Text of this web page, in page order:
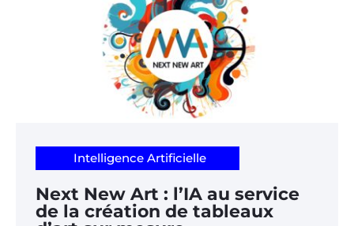
Intelligence Artificielle
Next New Art : l’IA au service
de la création de tableaux